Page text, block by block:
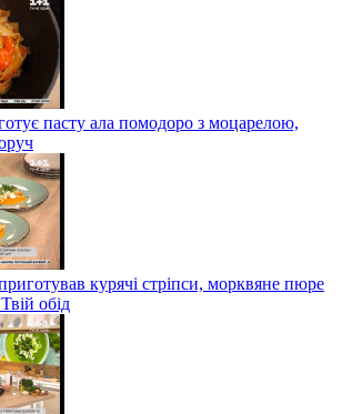
пасту ала помодоро з моцарелою,
курячі стріпси, морквяне пюре
обід